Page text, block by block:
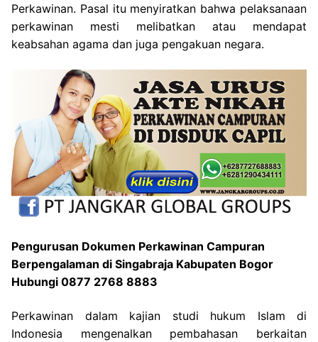
Perkawinan. Pasal itu menyiratkan bahwa pelaksanaan
perkawinan mesti melibatkan atau mendapat
keabsahan agama dan juga pengakuan negara.
Pengurusan Dokumen Perkawinan Campuran
Berpengalaman di Singabraja Kabupaten Bogor
Hubungi 0877 2768 8883
Perkawinan dalam kajian studi hukum Islam di
Indonesia mengenalkan pembahasan berkaitan